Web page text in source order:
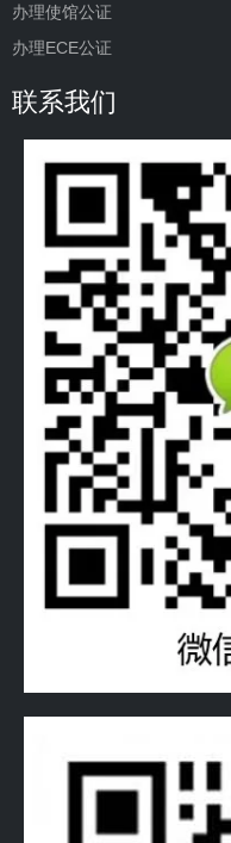
办理使馆公证
办理ECE公证
联系我们